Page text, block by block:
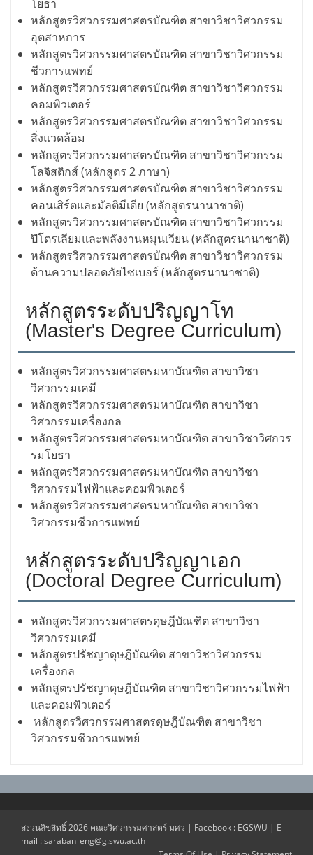
โยธา
หลักสูตรวิศวกรรมศาสตรบัณฑิต สาขาวิชาวิศวกรรม
อุตสาหการ
หลักสูตรวิศวกรรมศาสตรบัณฑิต สาขาวิชาวิศวกรรม
ชีวการแพทย์
หลักสูตรวิศวกรรมศาสตรบัณฑิต สาขาวิชาวิศวกรรม
คอมพิวเตอร์
หลักสูตรวิศวกรรมศาสตรบัณฑิต สาขาวิชาวิศวกรรม
สิ่งแวดล้อม
หลักสูตรวิศวกรรมศาสตรบัณฑิต สาขาวิชาวิศวกรรม
โลจิสติกส์ (หลักสูตร 2 ภาษา)
หลักสูตรวิศวกรรมศาสตรบัณฑิต สาขาวิชาวิศวกรรม
คอนเสิร์ตและมัลติมีเดีย (หลักสูตรนานาชาติ)
หลักสูตรวิศวกรรมศาสตรบัณฑิต สาขาวิชาวิศวกรรม
ปิโตรเลียมและพลังงานหมุนเวียน (หลักสูตรนานาชาติ)
หลักสูตรวิศวกรรมศาสตรบัณฑิต สาขาวิชาวิศวกรรม
ด้านความปลอดภัยไซเบอร์ (หลักสูตรนานาชาติ)
หลักสูตรระดับปริญญาโท
(Master's Degree Curriculum)
หลักสูตรวิศวกรรมศาสตรมหาบัณฑิต สาขาวิชา
วิศวกรรมเคมี
หลักสูตรวิศวกรรมศาสตรมหาบัณฑิต สาขาวิชา
วิศวกรรมเครื่องกล
หลักสูตรวิศวกรรมศาสตรมหาบัณฑิต สาขาวิชาวิศกวร
รมโยธา
หลักสูตรวิศวกรรมศาสตรมหาบัณฑิต สาขาวิชา
วิศวกรรมไฟฟ้าและคอมพิวเตอร์
หลักสูตรวิศวกรรมศาสตรมหาบัณฑิต สาขาวิชา
วิศวกรรมชีวการแพทย์
หลักสูตรระดับปริญญาเอก
(Doctoral Degree Curriculum)
หลักสูตรวิศวกรรมศาสตรดุษฎีบัณฑิต สาขาวิชา
วิศวกรรมเคมี
หลักสูตรปรัชญาดุษฎีบัณฑิต สาขาวิชาวิศวกรรม
เครื่องกล
หลักสูตรปรัชญาดุษฎีบัณฑิต สาขาวิชาวิศวกรรมไฟฟ้า
และคอมพิวเตอร์
หลักสูตรวิศวกรรมศาสตรดุษฎีบัณฑิต สาขาวิชา
วิศวกรรมชีวการแพทย์
สงวนลิขสิทธิ์ 2026 คณะวิศวกรรมศาสตร์ มศว | Facebook : EGSWU | E-
mail : saraban_eng@g.swu.ac.th